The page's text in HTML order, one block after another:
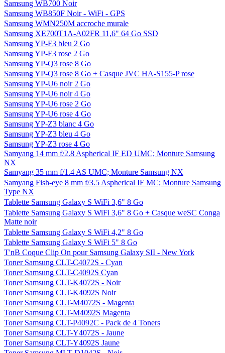
Samsonite Sac pour ordinateur portable 14,1" S Noir
Samsung ultrabook NP530U3B-A02 13,3" LED USB 3.0 +
CaseLogic Sacoche double pour ordinateurs 14" & tablettes 10,1" -
Grise
Samsung Ultrabook NP530U3C 13,3" HD LED - Série 5 Ultra -
Marron
Samsung Ultrabook NP530U3C 13,3" HD LED - Série 5 Ultra -
Rose
Samsung Viseur électronique EVF10
Samsung Wave 575
Samsung WB150F Blanc - WiFi
Samsung WB150F Noir - WiFi
Samsung WB690 Noir
Samsung WB700 Noir
Samsung WB850F Noir - WiFi - GPS
Samsung WMN250M accroche murale
Samsung XE700T1A-A02FR 11,6" 64 Go SSD
Samsung YP-F3 bleu 2 Go
Samsung YP-F3 rose 2 Go
Samsung YP-Q3 rose 8 Go
Samsung YP-Q3 rose 8 Go + Casque JVC HA-S155-P rose
Samsung YP-U6 noir 2 Go
Samsung YP-U6 noir 4 Go
Samsung YP-U6 rose 2 Go
Samsung YP-U6 rose 4 Go
Samsung YP-Z3 blanc 4 Go
Samsung YP-Z3 bleu 4 Go
Samsung YP-Z3 rose 4 Go
Samyang 14 mm f/2.8 Aspherical IF ED UMC; Monture Samsung
NX
Samyang 35 mm f/1.4 AS UMC; Monture Samsung NX
Samyang Fish-eye 8 mm f/3.5 Aspherical IF MC; Monture Samsung
Type NX
Tablette Samsung Galaxy S WiFi 3,6" 8 Go
Tablette Samsung Galaxy S WiFi 3,6" 8 Go + Casque weSC Conga
Matte noir